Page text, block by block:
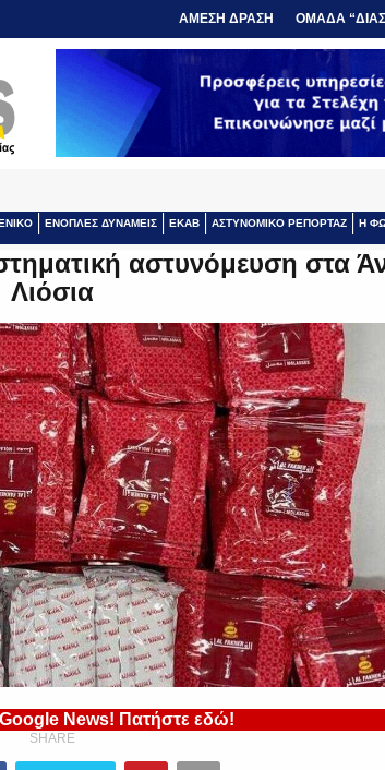
ΑΜΕΣΗ ΔΡΑΣΗ ΟΜΑΔΑ
ΕΝΟΠΛΕΣ ΔΥΝΑΜΕΙΣ ΕΚΑΒ ΑΣΤΥΝΟΜΙΚΟ ΡΕΠΟΡΤΑΖ Η
αστυνόμευση στα
Λιόσια
Google News! Πατήστε εδώ!
SHARE